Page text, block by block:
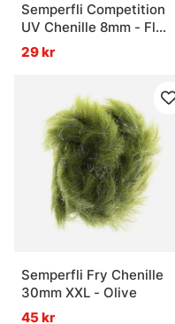
Semperfli Competition
UV Chenille 8mm - Fl
Cheddar Cheese
29 kr
Semperfli Fry Chenille
30mm XXL - Olive
45 kr